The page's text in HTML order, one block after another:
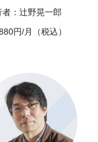
者：辻野晃一郎
円/月（税込）